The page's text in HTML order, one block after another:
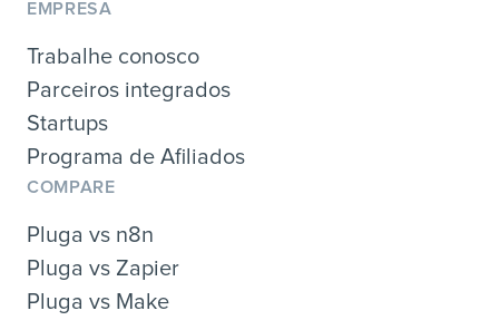
EMPRESA
Trabalhe conosco
Parceiros integrados
Startups
Programa de Afiliados
COMPARE
Pluga vs n8n
Pluga vs Zapier
Pluga vs Make